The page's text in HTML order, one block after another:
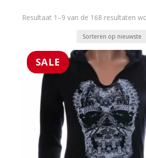
Resultaat 1–9 van de 168 resultaten
SALE